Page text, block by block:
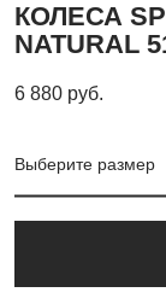
КОЛЕСА
NATURAL
6 880 pуб.
Выберите размер